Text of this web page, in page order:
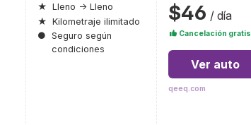
★ Lleno → Lleno
★ Kilometraje ilimitado
● Seguro según
condiciones
$46 / día
Cancelación gratis
Ver auto
qeeq.com